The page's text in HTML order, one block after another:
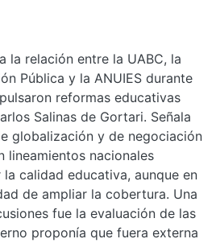
la relación entre la UABC, la
Pública y la ANUIES durante
reformas educativas
Salinas de Gortari. Señala
globalización y de negociación
lineamientos nacionales
calidad educativa, aunque en
de ampliar la cobertura. Una
fue la evaluación de las
proponía que fuera externa